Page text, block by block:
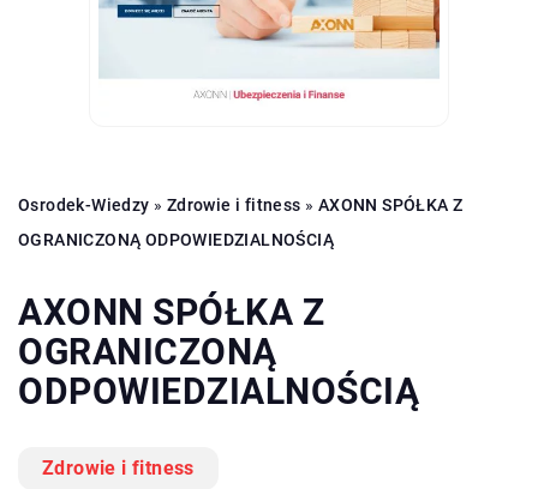
Osrodek-Wiedzy » Zdrowie i fitness » AXONN SPÓŁKA Z
OGRANICZONĄ ODPOWIEDZIALNOŚCIĄ
AXONN SPÓŁKA Z
OGRANICZONĄ
ODPOWIEDZIALNOŚCIĄ
Zdrowie i fitness